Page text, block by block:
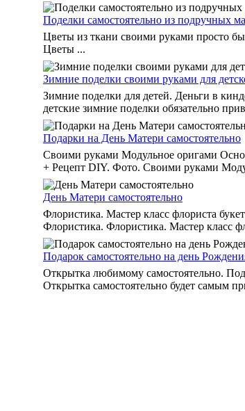
Поделки самостоятельно из подручных
Цветы из ткани своими руками просто
Цветы ...
Зимние поделки своими руками для
Зимние поделки для детей. Деньги в
детские зимние поделки обязательно
Подарки на День Матери самостоятельно
Своими руками Модульное оригами
+ Рецепт DIY. Фото. Своими руками
День Матери самостоятельно
Флористика. Мастер класс флориста
Флористика. Флористика. Мастер класс
Подарок самостоятельно на день
Открытка любимому самостоятельно.
Открытка самостоятельно будет самым